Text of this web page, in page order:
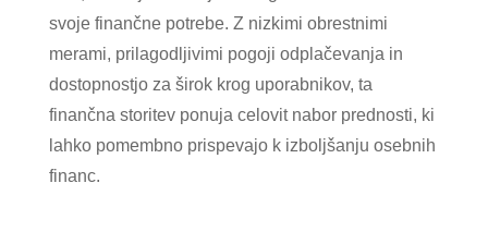
svoje finančne potrebe. Z nizkimi obrestnimi
merami, prilagodljivimi pogoji odplačevanja in
dostopnostjo za širok krog uporabnikov, ta
finančna storitev ponuja celovit nabor prednosti, ki
lahko pomembno prispevajo k izboljšanju osebnih
financ.